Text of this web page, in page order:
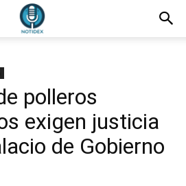
polleros
exigen justicia
de Gobierno